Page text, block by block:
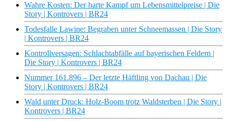
Wahre Kosten: Der harte Kampf um Lebensmittelpreise | Die
Story | Kontrovers | BR24
Todesfalle Lawine: Begraben unter Schneemassen | Die Story
| Kontrovers | BR24
Kontrollversagen: Schlachtabfälle auf bayerischen Feldern |
Die Story | Kontrovers | BR24
Nummer 161.896 – Der letzte Häftling von Dachau | Die
Story | Kontrovers | BR24
Wald unter Druck: Holz-Boom trotz Waldsterben | Die Story |
Kontrovers | BR24